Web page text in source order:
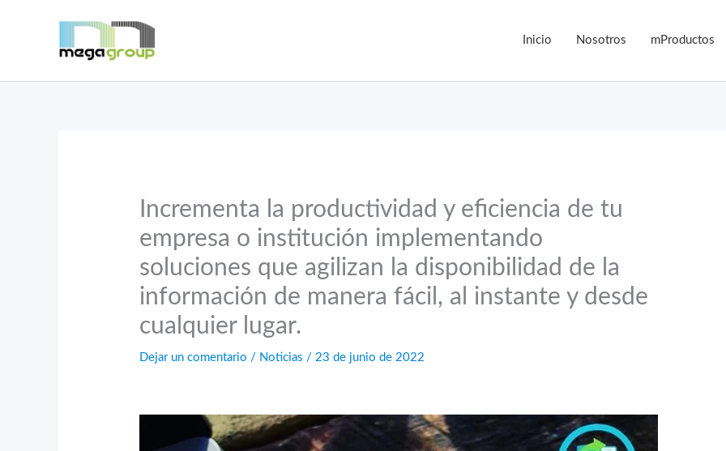
Inicio Nosotros mProductos
Incrementa la productividad y eficiencia de tu
empresa o institución implementando
soluciones que agilizan la disponibilidad de la
información de manera fácil, al instante y desde
cualquier lugar.
Dejar un comentario / Noticias /23 de junio de 2022